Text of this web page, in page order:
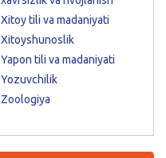
Xitoy tili va madaniyati
Xitoyshunoslik
Yapon tili va madaniyati
Yozuvchilik
Zoologiya